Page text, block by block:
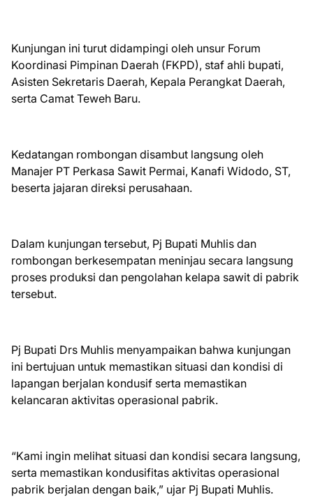
Kunjungan ini turut didampingi oleh unsur Forum
Koordinasi Pimpinan Daerah (FKPD), staf ahli bupati,
Asisten Sekretaris Daerah, Kepala Perangkat Daerah,
serta Camat Teweh Baru.
Kedatangan rombongan disambut langsung oleh
Manajer PT Perkasa Sawit Permai, Kanafi Widodo, ST,
beserta jajaran direksi perusahaan.
Dalam kunjungan tersebut, Pj Bupati Muhlis dan
rombongan berkesempatan meninjau secara langsung
proses produksi dan pengolahan kelapa sawit di pabrik
tersebut.
Pj Bupati Drs Muhlis menyampaikan bahwa kunjungan
ini bertujuan untuk memastikan situasi dan kondisi di
lapangan berjalan kondusif serta memastikan
kelancaran aktivitas operasional pabrik.
“Kami ingin melihat situasi dan kondisi secara langsung,
serta memastikan kondusifitas aktivitas operasional
pabrik berjalan dengan baik,” ujar Pj Bupati Muhlis.